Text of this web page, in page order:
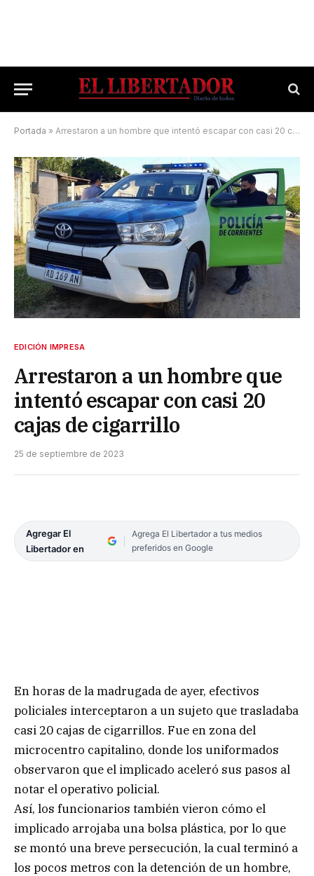
Portada » Arrestaron a un hombre que intentó escapar con casi 20 cajas de cigarrillo
EDICIÓN IMPRESA
Arrestaron a un hombre que
intentó escapar con casi 20
cajas de cigarrillo
25 de septiembre de 2023
Agregar El
Libertador en
Agrega El Libertador a tus medios
preferidos en Google
En horas de la madrugada de ayer, efectivos
policiales interceptaron a un sujeto que trasladaba
casi 20 cajas de cigarrillos. Fue en zona del
microcentro capitalino, donde los uniformados
observaron que el implicado aceleró sus pasos al
notar el operativo policial.
Así, los funcionarios también vieron cómo el
implicado arrojaba una bolsa plástica, por lo que
se montó una breve persecución, la cual terminó a
los pocos metros con la detención de un hombre,